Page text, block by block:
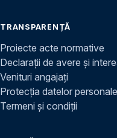
TRANSPARENȚĂ
Proiecte acte normative
Declarații de avere și
Venituri angajați
Protecția datelor personale
Termeni și condiții